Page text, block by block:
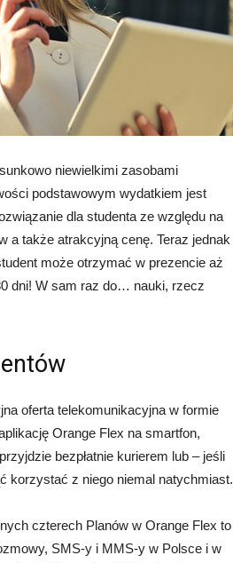
niewielkimi zasobami
podstawowym wydatkiem jest
dla studenta ze względu na
a także atrakcyjną cenę. Teraz jednak
może otrzymać w prezencie aż
dni! W sam raz do… nauki, rzecz
oferta telekomunikacyjna w formie
Orange Flex na smartfon,
bezpłatnie kurierem lub – jeśli
korzystać z niego niemal natychmiast.
czterech Planów w Orange Flex to
SMS-y i MMS-y w Polsce i w